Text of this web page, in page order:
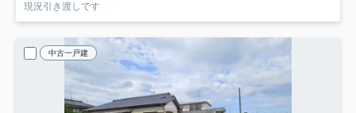
現況引き渡しです
中古一戸建